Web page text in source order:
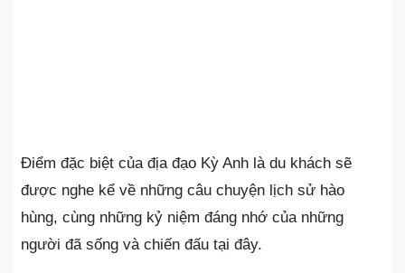
Điểm đặc biệt của địa đạo Kỳ Anh là du khách sẽ
được nghe kể về những câu chuyện lịch sử hào
hùng, cùng những kỷ niệm đáng nhớ của những
người đã sống và chiến đấu tại đây.